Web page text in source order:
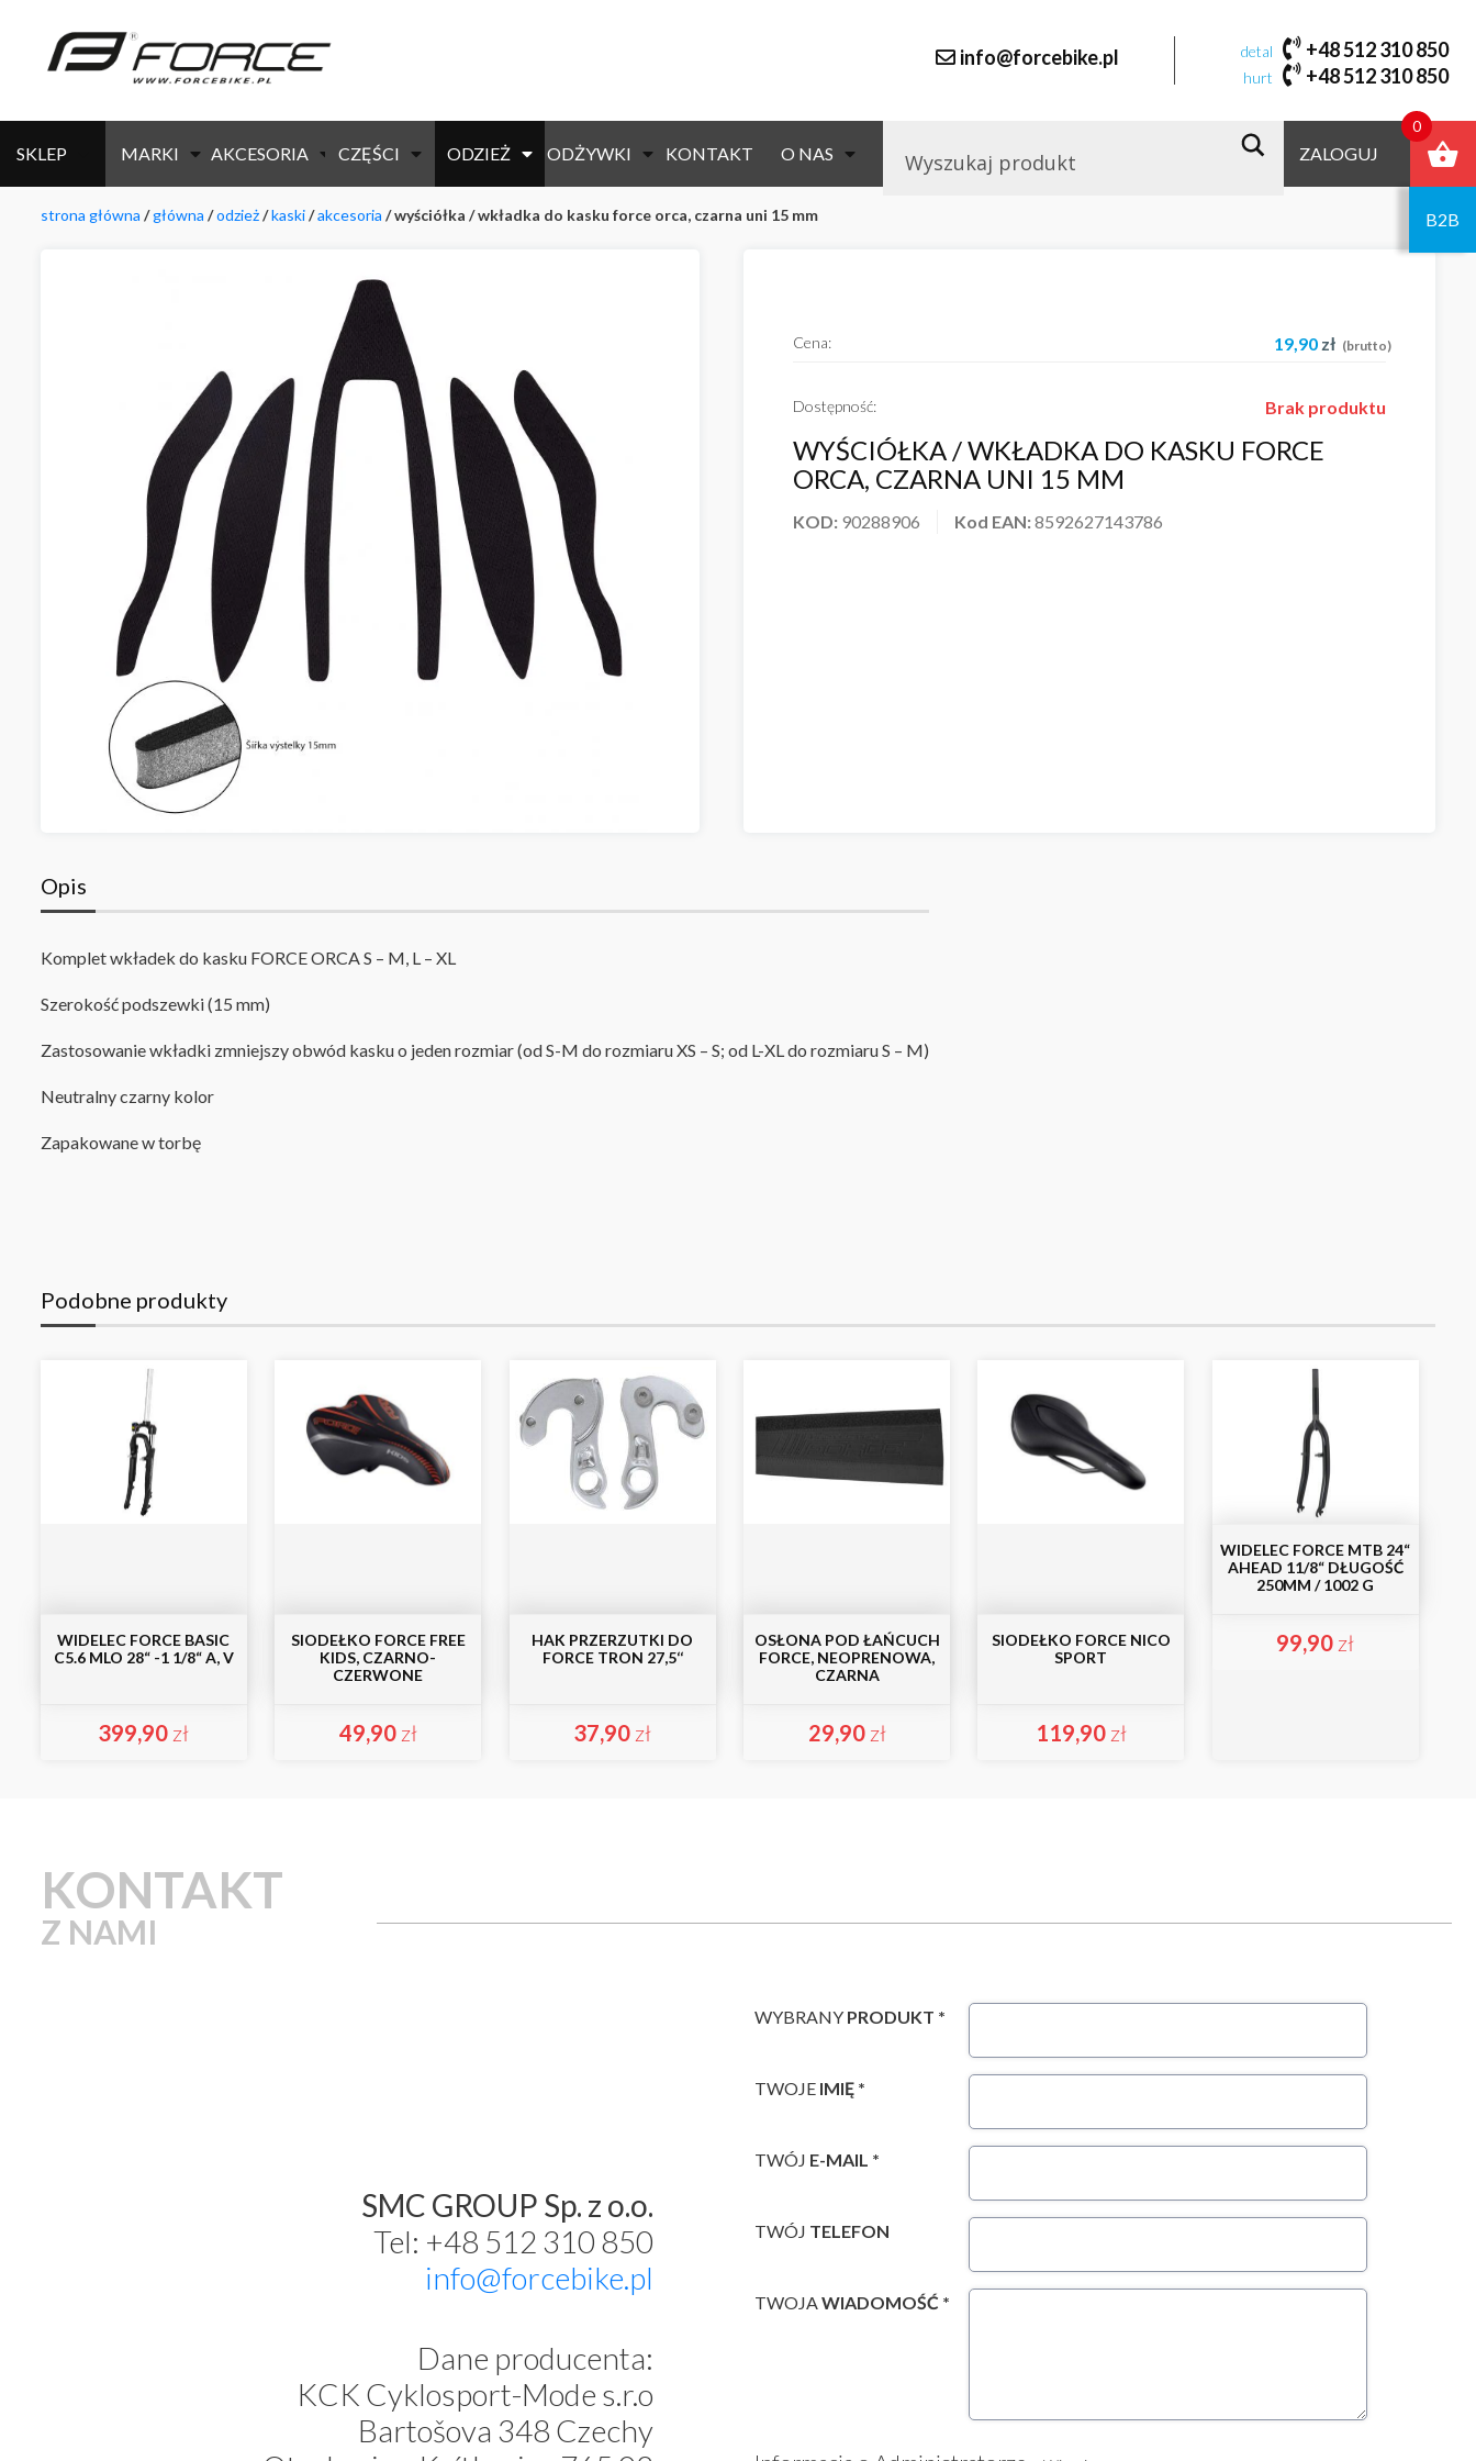
info@forcebike.pl detal +48 512 310 850
hurt +48 512 310 850
SKLEP MARKI AKCESORIA CZĘŚCI ODZIEŻ ODŻYWKI KONTAKT O NAS ZALOGUJ
B2B
strona główna /główna /odzież/kaski/akcesoria / wyściółka / wkładka do kasku force orca, czarna uni 15 mm
WYŚCIÓŁKA / WKŁADKA DO KASKU FORCE
ORCA, CZARNA UNI 15 MM
KOD: 90288906 Kod EAN:8592627143786
Cena: 19,90 zł (brutto)
Dostępność: Brak produktu
Opis
Komplet wkładek do kasku FORCE ORCA S – M, L – XL
Szerokość podszewki (15 mm)
Zastosowanie wkładki zmniejszy obwód kasku o jeden rozmiar(od S-M do rozmiaru XS – S; od L-XL do rozmiaru S – M)
Neutralny czarny kolor
Zapakowane w torbę
Podobne produkty
WIDELEC FORCE BASIC
C5.6 MLO 28“ -1 1/8“ A, V
399,90 zł
SIODEŁKO FORCE FREE
KIDS, CZARNO-
CZERWONE
49,90 zł
HAK PRZERZUTKI DO
FORCE TRON 27,5‘‘
37,90 zł
OSŁONA POD ŁAŃCUCH
FORCE, NEOPRENOWA,
CZARNA
29,90 zł
SIODEŁKO FORCE NICO
SPORT
119,90 zł
WIDELEC FORCE MTB 24“
AHEAD 11/8“ DŁUGOŚĆ
250MM / 1002 G
99,90 zł
KONTAKT
Z NAMI
SMC GROUP Sp. z o.o.
Tel: +48 512 310 850
info@forcebike.pl
Dane producenta:
KCK Cyklosport-Mode s.r.o
Bartošova 348 Czechy
WYBRANY PRODUKT *
TWOJE IMIĘ *
TWÓJ E-MAIL *
TWÓJ TELEFON
TWOJAWIADOMOŚĆ *
0